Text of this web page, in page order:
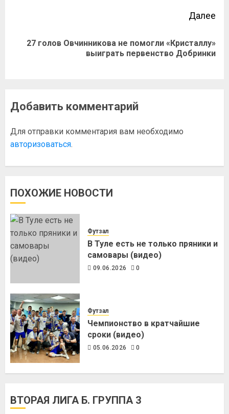
Далее
27 голов Овчинникова не помогли «Кристаллу»
выиграть первенство Добринки
Добавить комментарий
Для отправки комментария вам необходимо
авторизоваться.
ПОХОЖИЕ НОВОСТИ
Футзал
В Туле есть не только пряники и
самовары (видео)
09.06.2026 0
Футзал
Чемпионство в кратчайшие
сроки (видео)
05.06.2026 0
ВТОРАЯ ЛИГА Б. ГРУППА 3